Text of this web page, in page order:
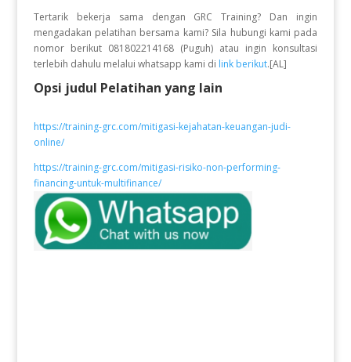
Tertarik bekerja sama dengan GRC Training? Dan ingin
mengadakan pelatihan bersama kami? Sila hubungi kami pada
nomor berikut 081802214168 (Puguh) atau ingin konsultasi
terlebih dahulu melalui whatsapp kami di link berikut.[AL]
Opsi judul Pelatihan yang lain
https://training-grc.com/mitigasi-kejahatan-keuangan-judi-
online/
https://training-grc.com/mitigasi-risiko-non-performing-
financing-untuk-multifinance/